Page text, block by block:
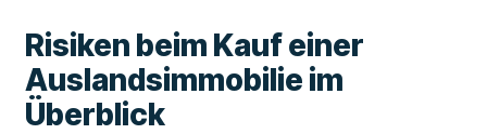
Risiken beim Kauf einer
Auslandsimmobilie im
Überblick